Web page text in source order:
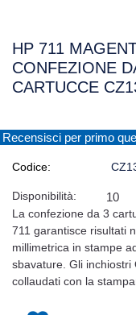
HP 711
CONFEZIONE
CARTUCCE
Recensisci per primo
Codice:
Disponibilità: 10
La confezione da 3
711 garantisce risultati
millimetrica in stampe
sbavature. Gli inchiostri
collaudati con la